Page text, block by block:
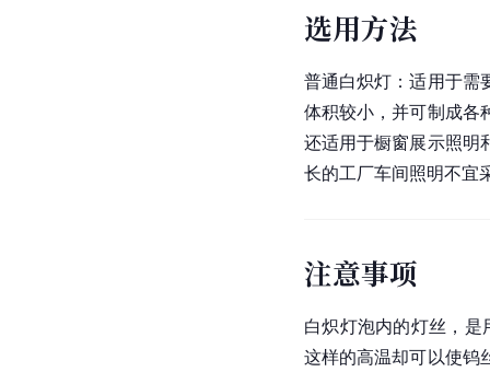
选用方法
普通白炽灯：适用于需
体积较小，并可制成各
还适用于橱窗展示照明
长的工厂车间照明不宜
注意事项
白炽灯泡内的灯丝 ，
这样的高温却可以使钨